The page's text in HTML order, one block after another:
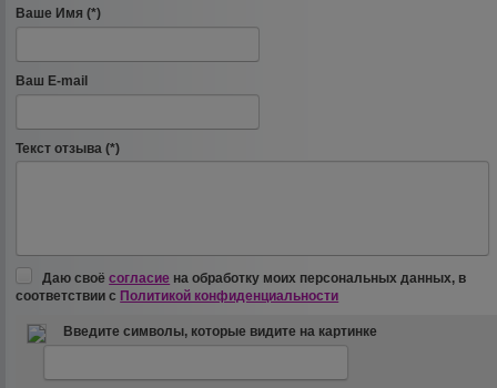
Ваше Имя (*)
Ваш E-mail
Текст отзыва (*)
Даю своёсогласие на обработку моих персональных данных, в
соответствии с Политикой конфиденциальности
Введите символы, которые видите на картинке